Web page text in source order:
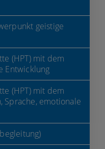
geistige
(HPT) mit dem
Entwicklung
(HPT) mit dem
Sprache, emotionale